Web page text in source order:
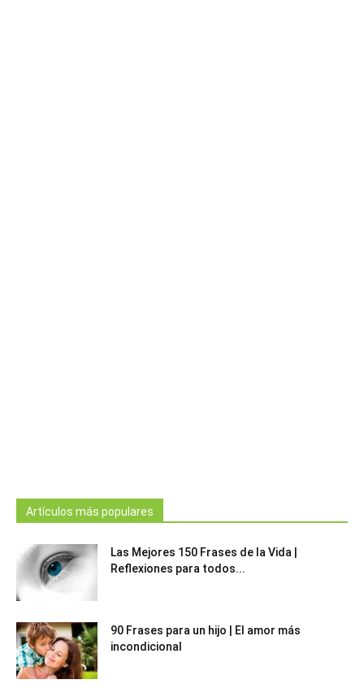
Artículos más populares
Las Mejores 150 Frases de la Vida |
Reflexiones para todos...
90 Frases para un hijo | El amor más
incondicional